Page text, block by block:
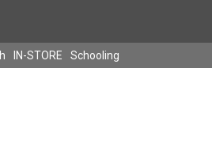
IN-STORE Schooling